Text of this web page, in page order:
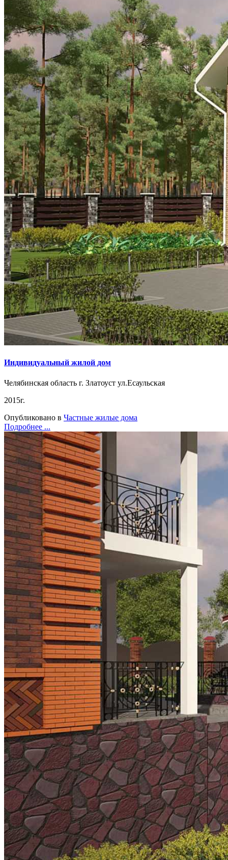
Индивидуальный жилой дом
Челябинская область г. Златоуст ул.Есаульская
2015г.
Опубликовано в Частные жилые дома
Подробнее ...